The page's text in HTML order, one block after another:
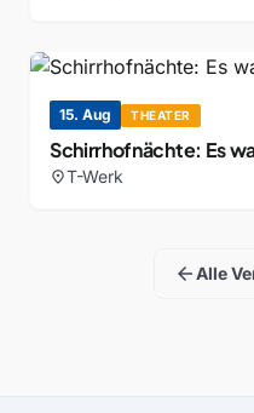
15. Aug THEATER
Schirrhofnächte: Es
location_onT-Werk
arrow_backAlle